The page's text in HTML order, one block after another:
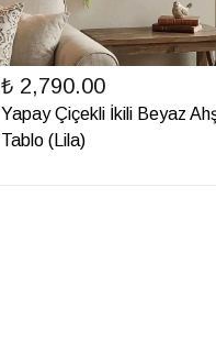
₺ 2,790.00
Yapay Çiçekli İkili Beyaz
Tablo (Lila)